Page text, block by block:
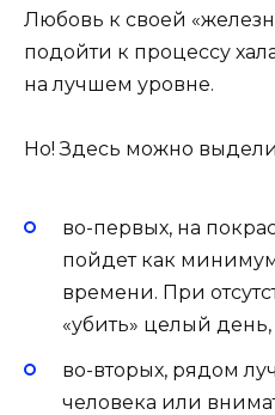
Любовь к своей
подойти к процессу
на лучшем уровне.
Но! Здесь можно
во-первых, на
пойдет как
времени. При
«убить» целый день,
во-вторых, рядом
человека или